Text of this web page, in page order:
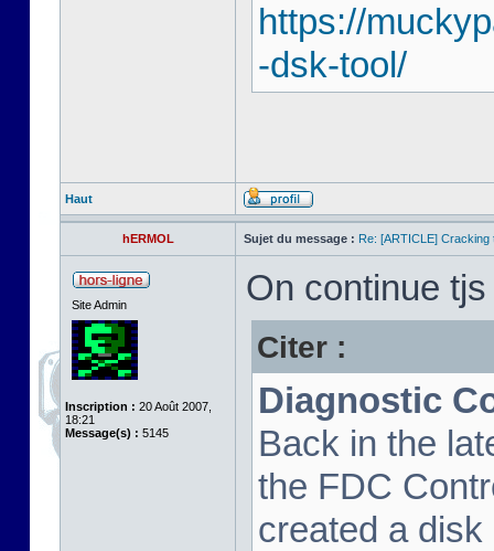
https://
-dsk-tool/
Haut
hERMOL Sujet du message : Re: [ARTICLE] Cracking
Site Admin
Inscription : 20 Août 2007,
18:21
Message(s) : 5145
On continue
Citer :
Diagnostic
Back in the
the FDC
created a